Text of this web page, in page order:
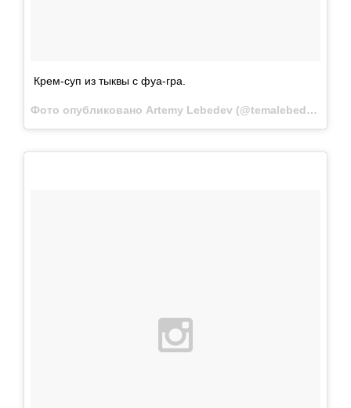
Крем-суп из тыквы с фуа-гра.
Фото опубликовано Artemy Lebedev (@temalebedev)